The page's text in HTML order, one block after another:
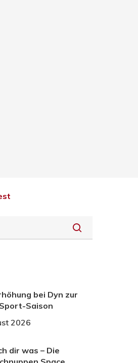
bei Dyn zur
Saison
2026
dir was – Die